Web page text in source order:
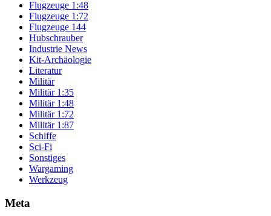
Flugzeuge 1:48
Flugzeuge 1:72
Flugzeuge 144
Hubschrauber
Industrie News
Kit-Archäologie
Literatur
Militär
Militär 1:35
Militär 1:48
Militär 1:72
Militär 1:87
Schiffe
Sci-Fi
Sonstiges
Wargaming
Werkzeug
Meta